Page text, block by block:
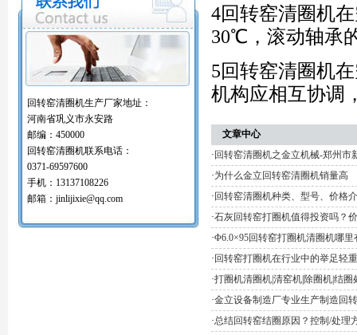
活性石灰回转窑清圈机
窑内一至二十八米窑结圈处理机
回转窑结圈处理专用设备/清圈机/打圈机…
石油支撑剂陶粒砂回转窑清圈机
海棉铁回转窑清圈机
氧化铝熟料回转窑清圈机
莫来石回转窑清圈机
特种水泥回转窑打圈机
褐铁矿回转窑清窑机
赤铁矿回转窑清圈机
氧化镁回转窑清圈机
氧化锌回转窑清圈机
红土镍矿回转窑打圈机
铝矾土回转窑清圈机
回转窑清圈机生产厂家地址：
河南省巩义市永安路
邮编：450000
回转窑清圈机联系电话：
0371-69597600
手机：13137108226
邮箱：jinlijixie@qq.com
4回转窑清圈机
30℃，滚动轴承
5回转窑清圈机
机构应相互协调
文章中心
· 回转窑清圈机之金立机械-郑州市
·为什么金立回转窑清圈机销量高
· 回转窑清圈机种类、型号、价格
·石灰回转窑打圈机值得投资吗？
·Φ6.0×95回转窑打圈机清圈机哪里
· 回转窑打圈机在行业中的举足轻
·打圈机清圈机|清窑机|除圈机|结
·金立设备制造厂专业生产制造回
·总结回转窑结圈原因？控制/处理